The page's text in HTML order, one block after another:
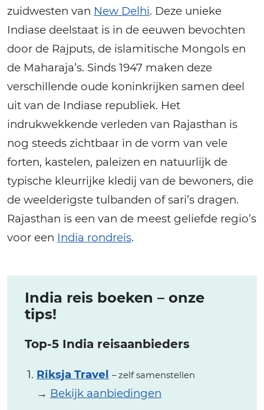
zuidwesten van New Delhi. Deze unieke
Indiase deelstaat is in de eeuwen bevochten
door de Rajputs, de islamitische Mongols en
de Maharaja’s. Sinds 1947 maken deze
verschillende oude koninkrijken samen deel
uit van de Indiase republiek. Het
indrukwekkende verleden van Rajasthan is
nog steeds zichtbaar in de vorm van vele
forten, kastelen, paleizen en natuurlijk de
typische kleurrijke kledij van de bewoners, die
de weelderigste tulbanden of sari’s dragen.
Rajasthan is een van de meest geliefde regio’s
voor een India rondreis.
India reis boeken – onze
tips!
Top-5 India reisaanbieders
Riksja Travel – zelf samenstellen
→ Bekijk aanbiedingen